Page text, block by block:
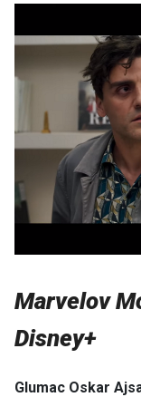
Marvelov
Disney+
Glumac Oskar